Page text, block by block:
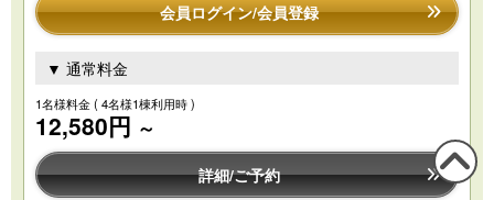
会員ログイン/会員登録
▼ 通常料金
1名様料金( 4名様1棟利用時 )
12,580円 ～
詳細/ご予約
この